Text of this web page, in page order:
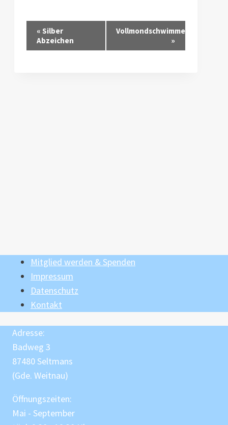
Veranstaltung-
« Silber
Abzeichen
Vollmondschwimmen
»
Mitglied werden & Spenden
Impressum
Datenschutz
Kontakt
Adresse:
Badweg 3
87480 Seltmans
(Gde. Weitnau)
Öffnungszeiten:
Mai - September